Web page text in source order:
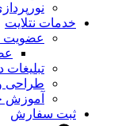
خدمات نتلایت
عضویت
تبلیغات
طراحی
آموزش
ثبت سفارش